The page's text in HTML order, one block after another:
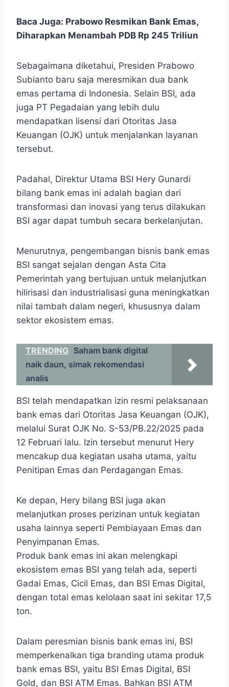
Baca Juga: Prabowo Resmikan Bank Emas,
Diharapkan Menambah PDB Rp 245 Triliun
Sebagaimana diketahui, Presiden Prabowo
Subianto baru saja meresmikan dua bank
emas pertama di Indonesia. Selain BSI, ada
juga PT Pegadaian yang lebih dulu
mendapatkan lisensi dari Otoritas Jasa
Keuangan (OJK) untuk menjalankan layanan
tersebut.
Padahal, Direktur Utama BSI Hery Gunardi
bilang bank emas ini adalah bagian dari
transformasi dan inovasi yang terus dilakukan
BSI agar dapat tumbuh secara berkelanjutan.
Menurutnya, pengembangan bisnis bank emas
BSI sangat sejalan dengan Asta Cita
Pemerintah yang bertujuan untuk melanjutkan
hilirisasi dan industrialisasi guna meningkatkan
nilai tambah dalam negeri, khususnya dalam
sektor ekosistem emas.
TRENDING Saham bank digital
naik daun, simak rekomendasi
analis
BSI telah mendapatkan izin resmi pelaksanaan
bank emas dari Otoritas Jasa Keuangan (OJK),
melalui Surat OJK No. S-53/PB.22/2025 pada
12 Februari lalu. Izin tersebut menurut Hery
mencakup dua kegiatan usaha utama, yaitu
Penitipan Emas dan Perdagangan Emas.
Ke depan, Hery bilang BSI juga akan
melanjutkan proses perizinan untuk kegiatan
usaha lainnya seperti Pembiayaan Emas dan
Penyimpanan Emas.
Produk bank emas ini akan melengkapi
ekosistem emas BSI yang telah ada, seperti
Gadai Emas, Cicil Emas, dan BSI Emas Digital,
dengan total emas kelolaan saat ini sekitar 17,5
ton.
Dalam peresmian bisnis bank emas ini, BSI
memperkenalkan tiga branding utama produk
bank emas BSI, yaitu BSI Emas Digital, BSI
Gold, dan BSI ATM Emas. Bahkan BSI ATM